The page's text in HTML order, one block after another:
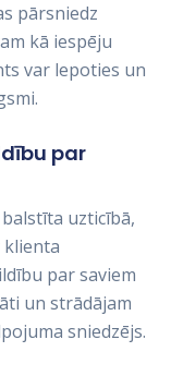
pārsniedz
kā iespēju
var lepoties un
par
uzticībā,
klienta
par saviem
un strādājam
sniedzējs.